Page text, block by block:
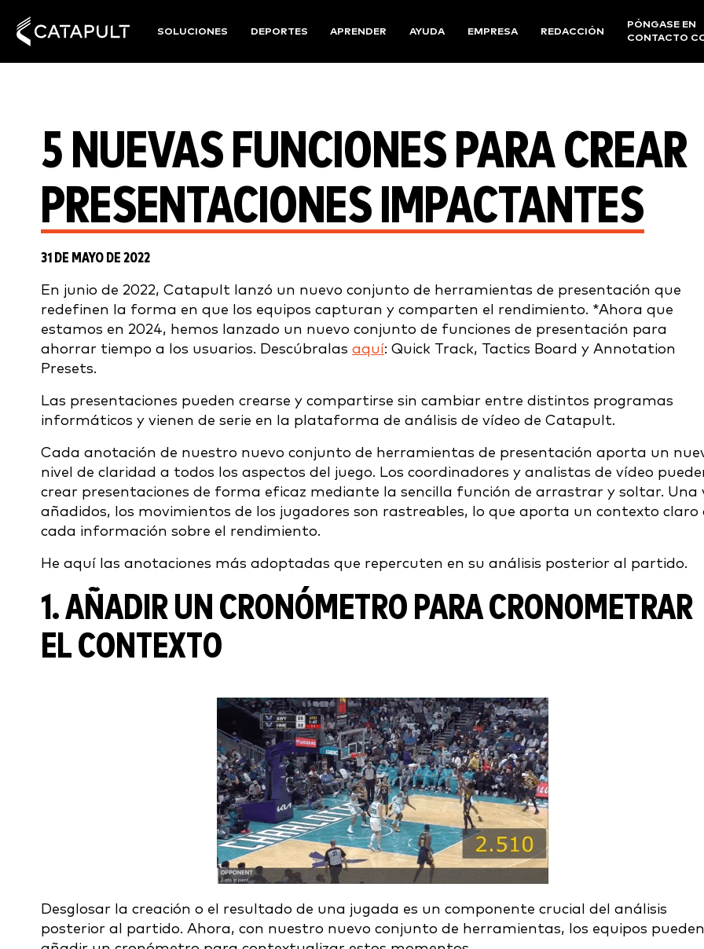
SOLUCIONES DEPORTES APRENDER AYUDA EMPRESA REDACCIÓN
PÓNGASE EN
CONTACTO
5 NUEVAS FUNCIONES PARA CREAR
PRESENTACIONES IMPACTANTES
31 DE MAYO DE 2022
En junio de 2022, Catapult lanzó un nuevo conjunto de herramientas de presentación que
redefinen la forma en que los equipos capturan y comparten el rendimiento. *Ahora que
estamos en 2024, hemos lanzado un nuevo conjunto de funciones de presentación para
ahorrar tiempo a los usuarios. Descúbralas aquí: Quick Track, Tactics Board y Annotation
Presets.
Las presentaciones pueden crearse y compartirse sin cambiar entre distintos programas
informáticos y vienen de serie en la plataforma de análisis de vídeo de Catapult.
Cada anotación de nuestro nuevo conjunto de herramientas de presentación aporta un
nivel de claridad a todos los aspectos del juego. Los coordinadores y analistas de vídeo
crear presentaciones de forma eficaz mediante la sencilla función de arrastrar y soltar. Una
añadidos, los movimientos de los jugadores son rastreables, lo que aporta un contexto claro
cada información sobre el rendimiento.
He aquí las anotaciones más adoptadas que repercuten en su análisis posterior al partido.
1. AÑADIR UN CRONÓMETRO PARA CRONOMETRAR
EL CONTEXTO
Desglosar la creación o el resultado de una jugada es un componente crucial del análisis
posterior al partido. Ahora, con nuestro nuevo conjunto de herramientas, los equipos pueden